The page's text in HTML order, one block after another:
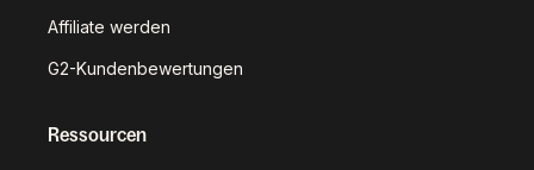
Affiliate werden
G2-Kundenbewertungen
Ressourcen